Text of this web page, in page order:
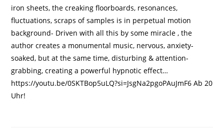
iron sheets, the creaking floorboards, resonances,
fluctuations, scraps of samples is in perpetual motion
background- Driven with all this by some miracle , the
author creates a monumental music, nervous, anxiety-
soaked, but at the same time, disturbing & attention-
grabbing, creating a powerful hypnotic effect…
https://youtu.be/0SKTBop5uLQ?si=JsgNa2pgoPAuJmF6 Ab 20
Uhr!